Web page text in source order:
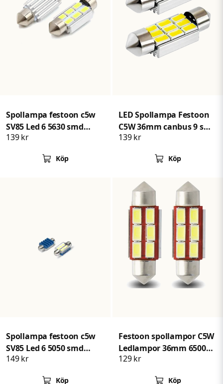
Spollampa festoon c5w
SV85 Led 6 5630 smd
Canbus 36mm 2pack
139 kr
Köp
LED Spollampa Festoon
C5W 36mm canbus 9 smd
2pack
139 kr
Köp
Spollampa festoon c5w
SV85 Led 6 5050 smd
Canbus 36mm 2-pack
149 kr
Köp
Festoon spollampor C5W
Ledlampor 36mm 6500K
2pack
129 kr
Köp